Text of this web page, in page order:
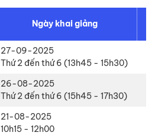
Ngày khai giảng
27-09-2025
Thứ 2 đến thứ 6 (13h45 - 15h30)
26-08-2025
Thứ 2 đến thứ 6 (15h45 - 17h30)
21-08-2025
10h15 - 12h00